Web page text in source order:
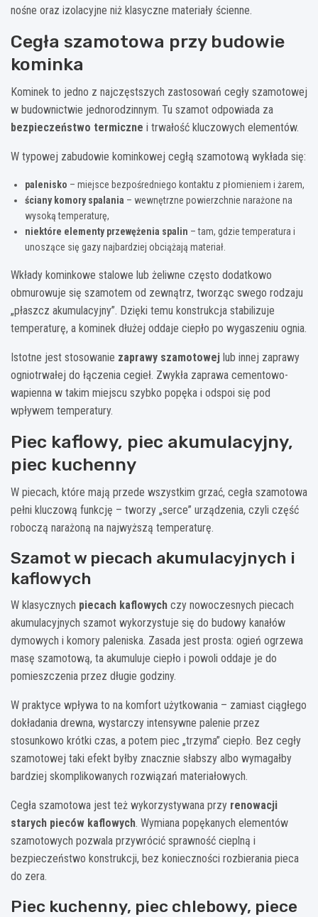
nośne oraz izolacyjne niż klasyczne materiały ścienne.
Cegła szamotowa przy budowie
kominka
Kominek to jedno z najczęstszych zastosowań cegły szamotowej
w budownictwie jednorodzinnym. Tu szamot odpowiada za
bezpieczeństwo termiczne i trwałość kluczowych elementów.
W typowej zabudowie kominkowej cegłą szamotową wykłada się:
palenisko – miejsce bezpośredniego kontaktu z płomieniem i żarem,
ściany komory spalania – wewnętrzne powierzchnie narażone na
wysoką temperaturę,
niektóre elementy przewężenia spalin – tam, gdzie temperatura i
unoszące się gazy najbardziej obciążają materiał.
Wkłady kominkowe stalowe lub żeliwne często dodatkowo
obmurowuje się szamotem od zewnątrz, tworząc swego rodzaju
„płaszcz akumulacyjny”. Dzięki temu konstrukcja stabilizuje
temperaturę, a kominek dłużej oddaje ciepło po wygaszeniu ognia.
Istotne jest stosowanie zaprawy szamotowej lub innej zaprawy
ogniotrwałej do łączenia cegieł. Zwykła zaprawa cementowo-
wapienna w takim miejscu szybko popęka i odspoi się pod
wpływem temperatury.
Piec kaflowy, piec akumulacyjny,
piec kuchenny
W piecach, które mają przede wszystkim grzać, cegła szamotowa
pełni kluczową funkcję – tworzy „serce” urządzenia, czyli część
roboczą narażoną na najwyższą temperaturę.
Szamot w piecach akumulacyjnych i
kaflowych
W klasycznych piecach kaflowych czy nowoczesnych piecach
akumulacyjnych szamot wykorzystuje się do budowy kanałów
dymowych i komory paleniska. Zasada jest prosta: ogień ogrzewa
masę szamotową, ta akumuluje ciepło i powoli oddaje je do
pomieszczenia przez długie godziny.
W praktyce wpływa to na komfort użytkowania – zamiast ciągłego
dokładania drewna, wystarczy intensywne palenie przez
stosunkowo krótki czas, a potem piec „trzyma” ciepło. Bez cegły
szamotowej taki efekt byłby znacznie słabszy albo wymagałby
bardziej skomplikowanych rozwiązań materiałowych.
Cegła szamotowa jest też wykorzystywana przy renowacji
starych pieców kaflowych. Wymiana popękanych elementów
szamotowych pozwala przywrócić sprawność cieplną i
bezpieczeństwo konstrukcji, bez konieczności rozbierania pieca
do zera.
Piec kuchenny, piec chlebowy, piece